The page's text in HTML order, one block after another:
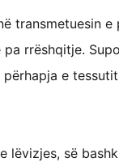
transmetuesin e
rrëshqitje.
e
lëvizjes, së